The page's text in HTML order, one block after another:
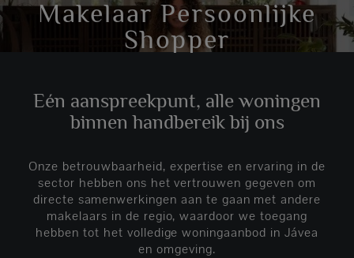
Makelaar Persoonlijke
Shopper
Eén aanspreekpunt, alle woningen
binnen handbereik bij ons
Onze betrouwbaarheid, expertise en ervaring in de
sector hebben ons het vertrouwen gegeven om
directe samenwerkingen aan te gaan met andere
makelaars in de regio, waardoor we toegang
hebben tot het volledige woningaanbod in Jávea
en omgeving.